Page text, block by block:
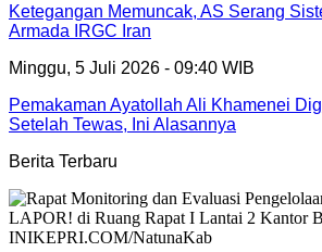
Ketegangan Memuncak, AS Serang
Armada IRGC Iran
Minggu, 5 Juli 2026 - 09:40 WIB
Pemakaman Ayatollah Ali Khamenei
Setelah Tewas, Ini Alasannya
Berita Terbaru